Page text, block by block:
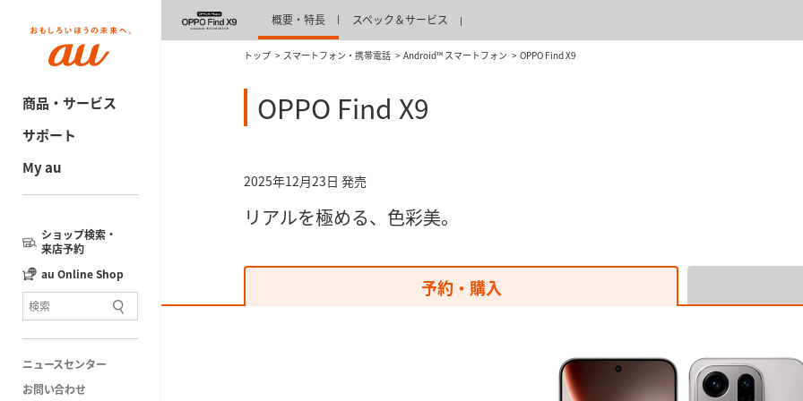
商品・サービス
サポート
My au
ショップ検索・
来店予約
au Online Shop
ニュースセンター
お問い合わせ
概要・特長 スペック＆サービス
トップ スマートフォン・携帯電話 Android™ スマートフォン OPPO Find X9
OPPO Find X9
2025年12月23日 発売
リアルを極める、色彩美。
予約・購入